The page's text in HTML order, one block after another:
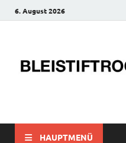
6. August 2026
HAUPTMENÜ